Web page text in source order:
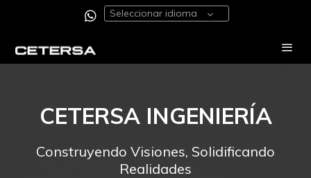
Seleccionar idioma
CETERSA INGENIERÍA
Construyendo Visiones, Solidificando
Realidades